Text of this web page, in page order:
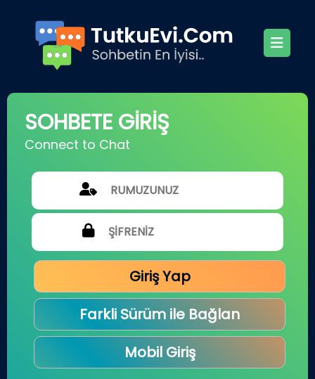
SOHBETE GİRİŞ
Connect to Chat
Giriş Yap
Farkli Sürüm ile Bağlan
Mobil Giriş